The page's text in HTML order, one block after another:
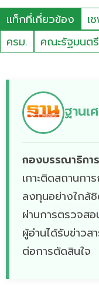
แท็กที่เกี่ยวข้อง เ
ครม.
คณะรัฐมนตรี
ฐานเ
กองบรรณาธิกา
เกาะติดสถานกา
ลงทุนอย่างใกล้
ผ่านการตรวจส
ผู้อ่านได้รับข่าวส
ต่อการตัดสินใจ